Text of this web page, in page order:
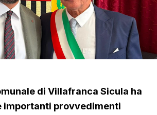
di Villafranca Sicula ha
importanti provvedimenti